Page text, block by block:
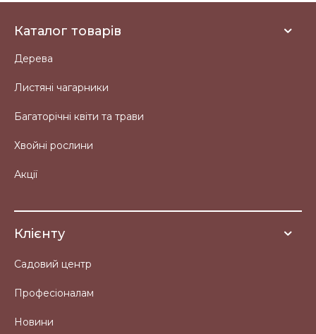
Каталог товарів
Дерева
Листяні чагарники
Багаторічні квіти та трави
Хвойні рослини
Акції
Клієнту
Садовий центр
Професіоналам
Новини